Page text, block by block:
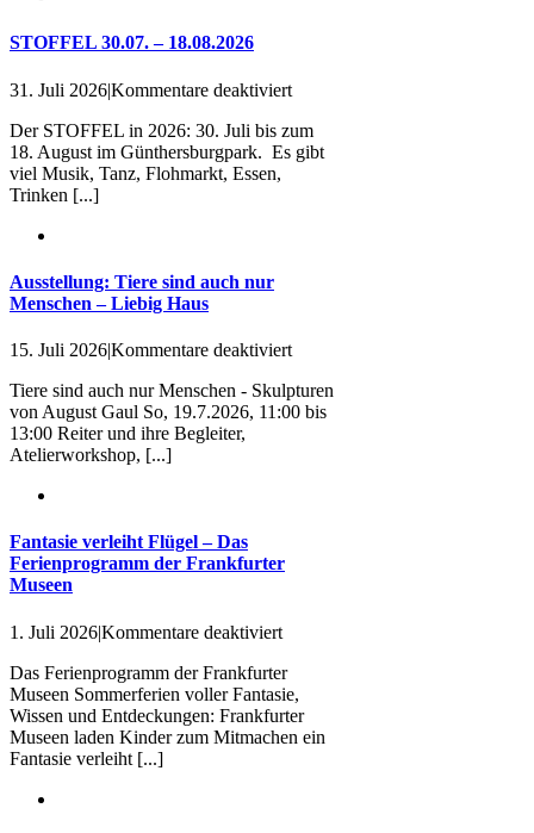
STOFFEL 30.07. – 18.08.2026
31. Juli 2026|Kommentare deaktiviertfür
30.07.
–
Der STOFFEL in 2026: 30. Juli bis zum
18. August im Günthersburgpark. Es gibt
viel Musik, Tanz, Flohmarkt, Essen,
Trinken [...]
Ausstellung: Tiere sind auch nur
Menschen – Liebig Haus
15. Juli 2026|Kommentare deaktiviertfür
Tiere
sind
Tiere sind auch nur Menschen - Skulpturen
von August Gaul So, 19.7.2026, 11:00 bis
13:00 Reiter und ihre Begleiter,
Atelierworkshop, [...]
Fantasie verleiht Flügel – Das
Ferienprogramm der Frankfurter
Museen
1. Juli 2026|Kommentare deaktiviertfür
verleiht
Flügel
–
Das
Das Ferienprogramm der Frankfurter
Museen Sommerferien voller Fantasie,
Wissen und Entdeckungen: Frankfurter
Museen laden Kinder zum Mitmachen ein
Fantasie verleiht [...]